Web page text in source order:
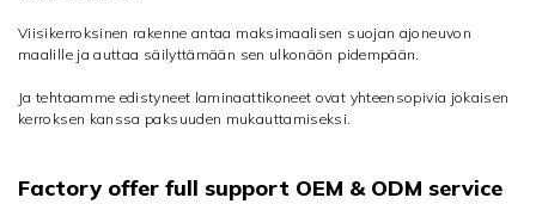
Viisikerroksinen rakenne antaa maksimaalisen suojan ajoneuvon
maalille ja auttaa säilyttämään sen ulkonäön pidempään.
Ja tehtaamme edistyneet laminaattikoneet ovat yhteensopivia jokaisen
kerroksen kanssa paksuuden mukauttamiseksi.
Factory offer full support OEM & ODM service